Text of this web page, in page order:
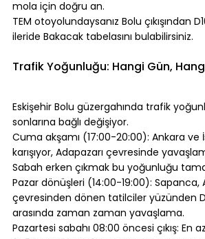
mola için doğru an.
TEM otoyolundaysanız Bolu çıkışından
ileride Bakacak tabelasını bulabilirsiniz.
Trafik Yoğunluğu: Hangi Gün,
Eskişehir Bolu güzergahında trafik
sonlarına bağlı değişiyor.
Cuma akşamı (17:00-20:00): Ankara ve
karışıyor, Adapazarı çevresinde
Sabah erken çıkmak bu yoğunluğu
Pazar dönüşleri (14:00-19:00): Sapanca,
çevresinden dönen tatilciler yüzünden
arasında zaman zaman yavaşlama.
Pazartesi sabahı 08:00 öncesi çıkış: En